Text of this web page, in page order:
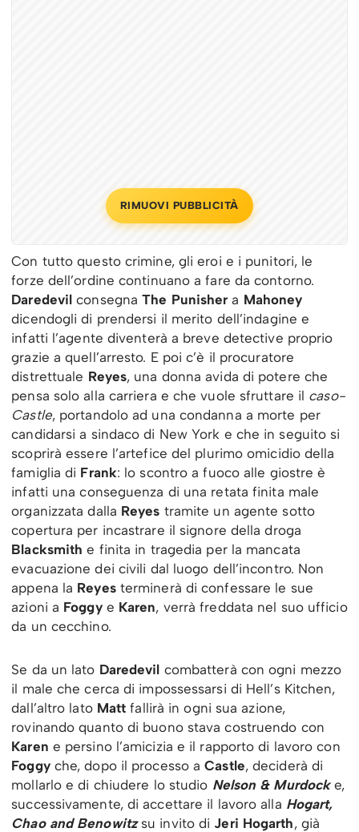
RIMUOVI PUBBLICITÀ
Con tutto questo crimine, gli eroi e i punitori, le
forze dell’ordine continuano a fare da contorno.
Daredevil consegnaThe Punishera Mahoney
dicendogli di prendersi il merito dell’indagine e
infatti l’agente diventerà a breve detective proprio
grazie a quell’arresto. E poi c’è il procuratore
distrettuale Reyes, una donna avida di potere che
pensa solo alla carriera e che vuole sfruttare il caso-
Castle, portandolo ad una condanna a morte per
candidarsi a sindaco di New York e che in seguito si
scoprirà essere l’artefice del plurimo omicidio della
famiglia di Frank: lo scontro a fuoco alle giostre è
infatti una conseguenza di una retata finita male
organizzata dalla Reyes tramite un agente sotto
copertura per incastrare il signore della droga
Blacksmith e finita in tragedia per la mancata
evacuazione dei civili dal luogo dell’incontro. Non
appena la Reyesterminerà di confessare le sue
azioni a Foggy e Karen, verrà freddata nel suo ufficio
da un cecchino.
Se da un lato Daredevil combatterà con ogni mezzo
il male che cerca di impossessarsi di Hell’s Kitchen,
dall’altro lato Matt fallirà in ogni sua azione,
rovinando quanto di buono stava costruendo con
Karen e persino l’amicizia e il rapporto di lavoro con
Foggyche, dopo il processo aCastle, deciderà di
mollarlo e di chiudere lo studio Nelson & Murdocke,
successivamente, di accettare il lavoro alla Hogart,
Chao and Benowitzsu invito di Jeri Hogarth, già